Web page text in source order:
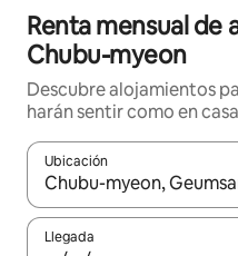
Renta mensual de
Chubu-myeon
Descubre alojamientos
harán sentir como en
Ubicación
Cuando los resultados
Llegada